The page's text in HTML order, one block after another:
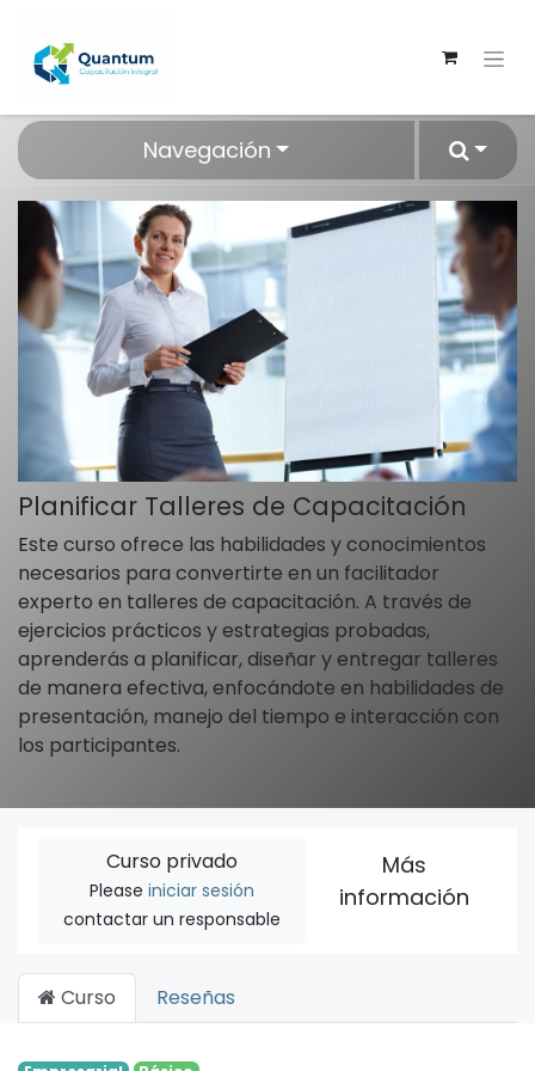
Navegación
Planificar Talleres de Capacitación
Este curso ofrece las habilidades y conocimientos
necesarios para convertirte en un facilitador
experto en talleres de capacitación. A través de
ejercicios prácticos y estrategias probadas,
aprenderás a planificar, diseñar y entregar talleres
de manera efectiva, enfocándote en habilidades de
presentación, manejo del tiempo e interacción con
los participantes.
Curso privado
Please iniciar sesión
contactar un responsable
Más
información
Curso Reseñas